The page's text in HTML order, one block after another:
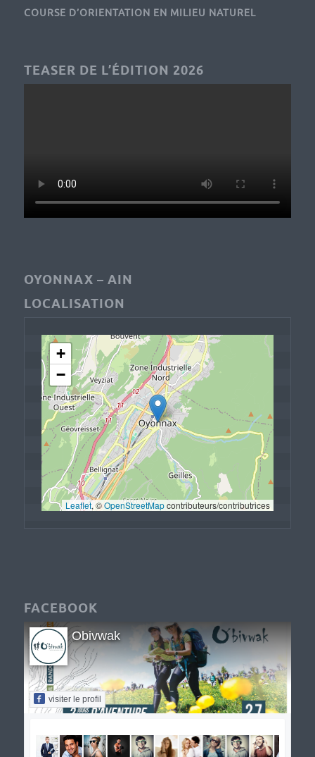
COURSE D’ORIENTATION EN MILIEU NATUREL
TEASER DE L’ÉDITION 2026
OYONNAX – AIN
LOCALISATION
+
−
Leaflet, © OpenStreetMap contributeurs/contributrices
FACEBOOK
Obivwak
visiter le profil